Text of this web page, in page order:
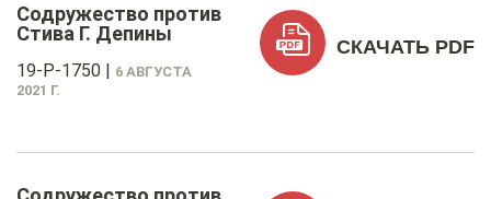
Содружество против
Стива Г. Депины
19-P-1750 | 6 АВГУСТА
2021 Г.
СКАЧАТЬ PDF